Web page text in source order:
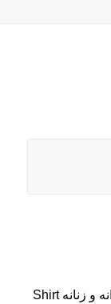
خشکشویی پیراهن ، شستشوی پیراهن مردانه و زنانه Shirt